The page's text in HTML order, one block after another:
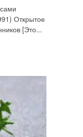
Открытое
[Это...